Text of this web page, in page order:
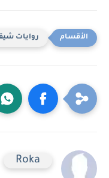
روايات
Roka